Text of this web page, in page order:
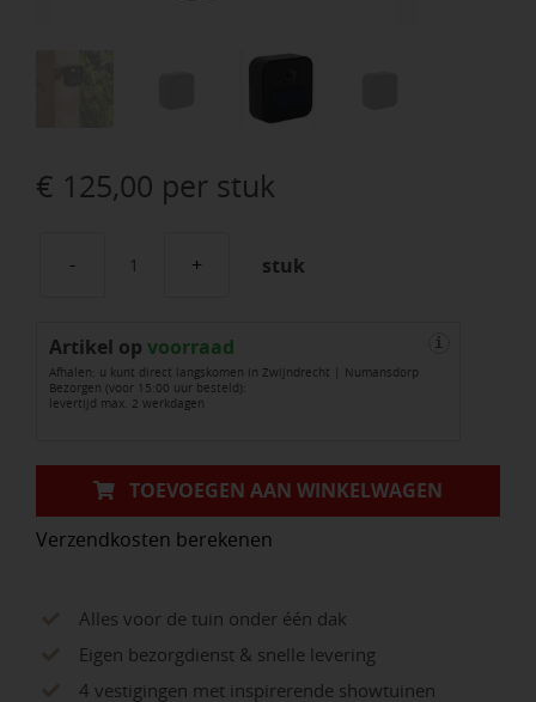
€ 125,00 per stuk
Smart
aantal
stuk
Artikel op voorraad
Afhalen: u kunt direct langskomen in Zwijndrecht | Numansdorp
Bezorgen (voor 15:00 uur besteld):
levertijd max. 2 werkdagen
i
TOEVOEGEN AAN WINKELWAGEN
Verzendkosten berekenen
Alles voor de tuin onder één dak
Eigen bezorgdienst & snelle levering
4 vestigingen met inspirerende showtuinen